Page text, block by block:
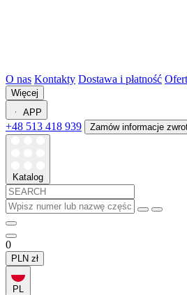
O nas Kontakty Dostawa i płatność
Więcej
APP
+48 513 418 939 Zamów informacje
Katalog
0
PLN zł
PL